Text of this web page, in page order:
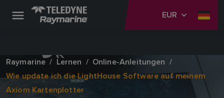
EUR
Raymarine Lernen
Online-Anleitungen
Wie update ich die LightHouse Software auf meinem
Axiom Kartenplotter